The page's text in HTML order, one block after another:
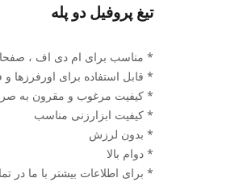
تیغ پروفیل دو پله
* مناسب برای ام دی اف ،
* قابل استفاده برای اورفرزها
* کیفیت مرغوب و مقرون به
* کیفیت ابزارزنی مناسب
* بدون لرزش
* دوام بالا
* برای اطلاعات بیشتر با ما در